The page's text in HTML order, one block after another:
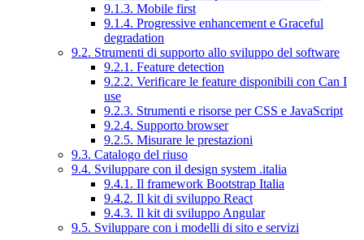
9.1.3. Mobile first
9.1.4. Progressive enhancement e Graceful
degradation
9.2. Strumenti di supporto allo sviluppo del software
9.2.1. Feature detection
9.2.2. Verificare le feature disponibili con Can I
use
9.2.3. Strumenti e risorse per CSS e JavaScript
9.2.4. Supporto browser
9.2.5. Misurare le prestazioni
9.3. Catalogo del riuso
9.4. Sviluppare con il design system .italia
9.4.1. Il framework Bootstrap Italia
9.4.2. Il kit di sviluppo React
9.4.3. Il kit di sviluppo Angular
9.5. Sviluppare con i modelli di sito e servizi